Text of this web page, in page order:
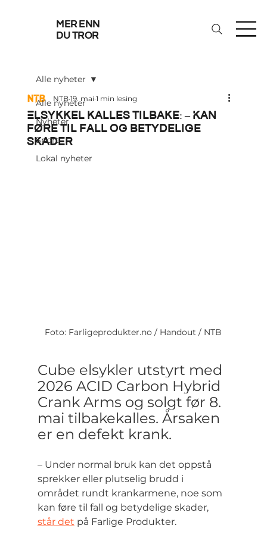
mer enn
du tror
Alle nyheter
Nyheter
Sport
Lokal nyheter
Alle nyheter
Elsykkel kalles tilbake: – Kan
føre til fall og betydelige
skader
NTB 19. mai 1 min lesing
Foto: Farligeprodukter.no / Handout / NTB
Cube elsykler utstyrt med
2026 ACID Carbon Hybrid
Crank Arms og solgt før 8.
mai tilbakekalles. Årsaken
er en defekt krank.
– Under normal bruk kan det oppstå
sprekker eller plutselig brudd i
området rundt krankarmene, noe som
kan føre til fall og betydelige skader,
står det på Farlige Produkter.